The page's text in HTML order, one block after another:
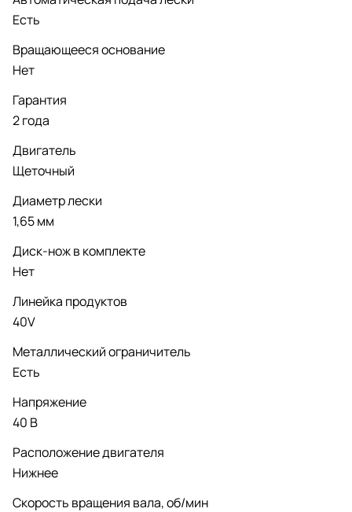
Есть
Вращающееся основание
Нет
Гарантия
2 года
Двигатель
Щеточный
Диаметр лески
1,65 мм
Диск-нож в комплекте
Нет
Линейка продуктов
40V
Металлический ограничитель
Есть
Напряжение
40 В
Расположение двигателя
Нижнее
Скорость вращения вала, об/мин